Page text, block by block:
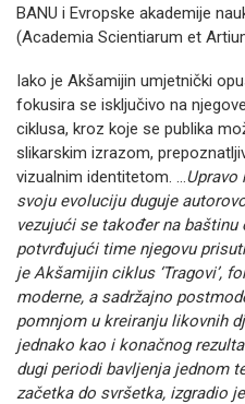
BANU i Evropske akademije
(Academia Scientiarum et
Iako je Akšamijin umjetnički
fokusira se isključivo na
ciklusa, kroz koje se publika
slikarskim izrazom,
vizualnim identitetom. …Upravo
svoju evoluciju duguje
vezujući se također na
potvrđujući time njegovu
je Akšamijin ciklus ‘Tragovi’,
moderne, a sadržajno
pomnjom u kreiranju likovnih
jednako kao i konačnog
dugi periodi bavljenja jednom
začetka do svršetka, izgradio